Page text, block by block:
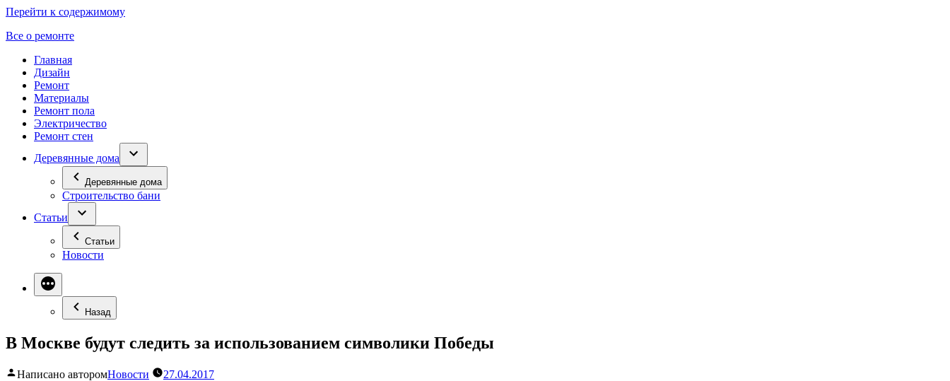
Перейти к содержимому
Все о ремонте
Главная
Дизайн
Ремонт
Материалы
Ремонт пола
Электричество
Ремонт стен
Деревянные дома
Деревянные дома
Строительство бани
Статьи
Статьи
Новости
Назад
В Москве будут следить за использованием символики Победы
Написано авторомНовости
27.04.2017